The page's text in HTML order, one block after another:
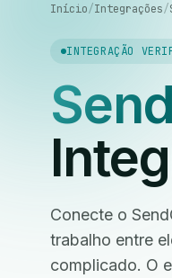
Início/Integrações/
INTEGRAÇÃO
Conecte o
trabalho entre
complicado. O